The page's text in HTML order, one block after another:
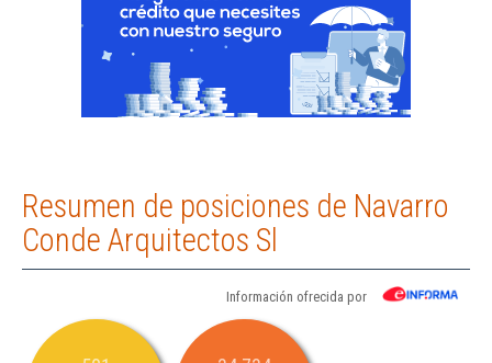
Resumen de posiciones de Navarro
Conde Arquitectos Sl
Información ofrecida por